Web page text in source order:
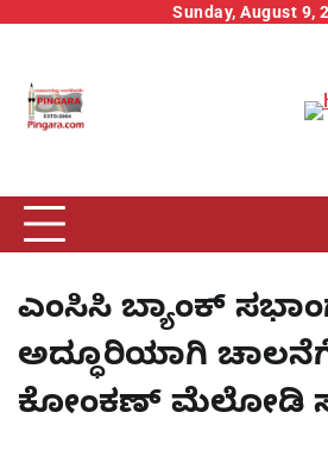
Sunday, August 9,
ಎಂಸಿಸಿ ಬ್ಯಾಂಕ್
ಅದ್ಧೂರಿಯಾಗಿ
ಕೋಂಕಣ್ ಮೆಲೋಡಿ